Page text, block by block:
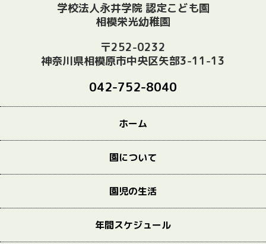
学校法人永井学院 認定こども園
相模栄光幼稚園
〒252-0232
神奈川県相模原市中央区矢部3-11-13
042-752-8040
ホーム
園について
園児の生活
年間スケジュール